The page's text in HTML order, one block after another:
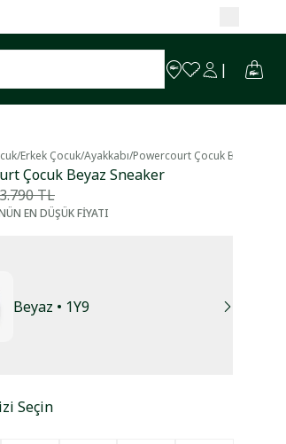
/Erkek Çocuk/Ayakkabı/Powercourt Çocuk Beyaz
Çocuk Beyaz Sneaker
3.790 TL
EN DÜŞÜK FİYATI
Seçin
Beyaz • 1Y9